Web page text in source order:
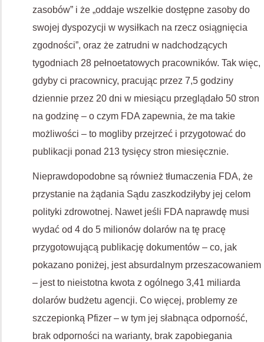
zasobów” i że „oddaje wszelkie dostępne zasoby do
swojej dyspozycji w wysiłkach na rzecz osiągnięcia
zgodności”, oraz że zatrudni w nadchodzących
tygodniach 28 pełnoetatowych pracowników. Tak więc,
gdyby ci pracownicy, pracując przez 7,5 godziny
dziennie przez 20 dni w miesiącu przeglądało 50 stron
na godzinę – o czym FDA zapewnia, że ma takie
możliwości – to mogliby przejrzeć i przygotować do
publikacji ponad 213 tysięcy stron miesięcznie.
Nieprawdopodobne są również tłumaczenia FDA, że
przystanie na żądania Sądu zaszkodziłyby jej celom
polityki zdrowotnej. Nawet jeśli FDA naprawdę musi
wydać od 4 do 5 milionów dolarów na tę pracę
przygotowującą publikację dokumentów – co, jak
pokazano poniżej, jest absurdalnym przeszacowaniem
– jest to nieistotna kwota z ogólnego 3,41 miliarda
dolarów budżetu agencji. Co więcej, problemy ze
szczepionką Pfizer – w tym jej słabnąca odporność,
brak odporności na warianty, brak zapobiegania